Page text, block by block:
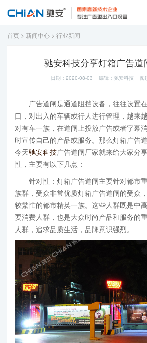
首页 > 新闻中心 > 行业新闻
驰安科技分享灯箱广告道
日期：2020-08-03 编辑：驰安科技 阅
广告道闸是通道阻挡设备，往往设置
口，对出入的车辆或行人进行管理，越来
对有车一族，在道闸上投放广告或者字幕
时宣传自己的产品或服务。那么灯箱广告
今天驰安科技广告道闸厂家就来给大家分
性，主要有以下几点：
针对性：灯箱广告道闸主要针对都市
族群，受众非常优质灯箱广告道闸的受众
较繁忙的都市精英一族。这些人群既是中
要消费人群，也是大众时尚产品和服务的
人群，追求品质生活，品牌意识强烈。